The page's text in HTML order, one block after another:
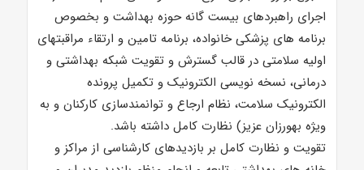
اجرای راهبردهای بیست گانه حوزه بهداشت و بخصوص
برنامه های پزشکی خانواده، برنامه تامین و ارتقاء مراقبتهای
اولیه سلامتی در قالب گسترش و تقویت شبکه بهداشتی و
درمانی، نسخه نویسی الکترونیک و تکمیل پرونده
الکترونیک سلامت، نظام ارجاع و توانمندسازی کارکنان و به
ویژه بهورزان عزیز) نظارت کامل داشته باشد.
تقویت و نظارت کامل بر بازدیدهای کارشناسی از مراکز و